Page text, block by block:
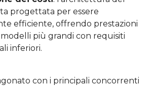
progettata per essere
efficiente, offrendo prestazioni
più grandi con requisiti
inferiori.
con i principali concorrenti